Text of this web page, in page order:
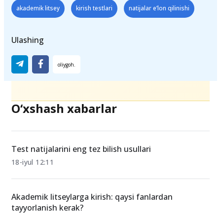
Teglar
akademik litsey
Ulashing
O‘xshash xabarlar
Test natijalarini eng tez bilish usullari
18-iyul 12:11